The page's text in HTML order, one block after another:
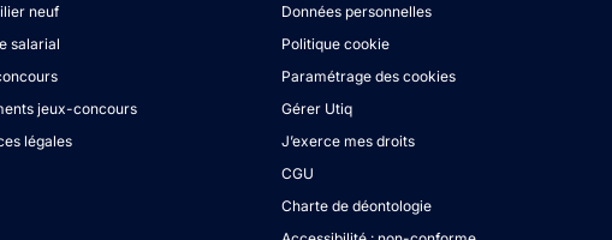
neuf
salarial
jeux-concours
légales
Données personnelles
Politique cookie
Paramétrage des cookies
Gérer Utiq
J’exerce mes droits
CGU
Charte de déontologie